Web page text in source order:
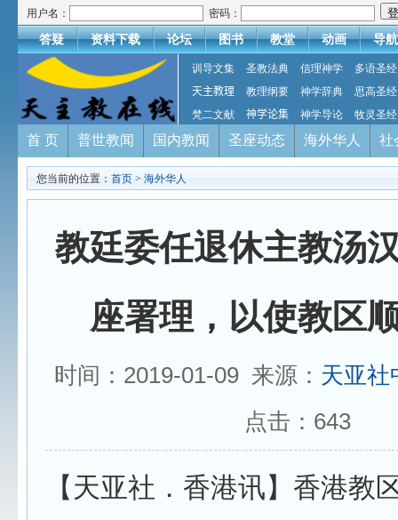
用户名： 密码：
答疑 资料下载 论坛 图书 教堂 动画 导航
训导文集 圣教法典 信理神学
多语圣经
天主教理
教理纲要 神学辞典
思高圣经
梵二文献
神学论集 神学导论 牧灵圣经
首 页 普世教闻 国内教闻 圣座动态 海外华人 社
您当前的位置： 首页 > 海外华人
教廷委任退休主教汤
座署理，以使教区
时间：2019-01-09 来源： 天亚社
点击： 643
【天亚社．香港讯】香港教